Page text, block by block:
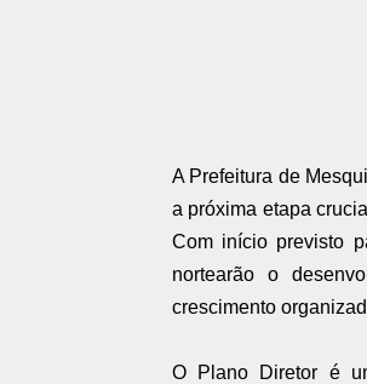
A Prefeitura de
a próxima etapa
Com início previsto
nortearão o
crescimento
O Plano Diretor é